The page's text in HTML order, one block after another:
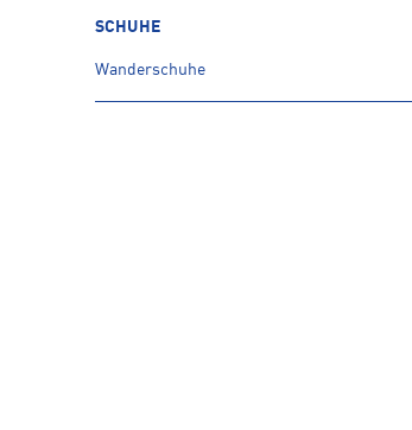
SCHUHE
Wanderschuhe